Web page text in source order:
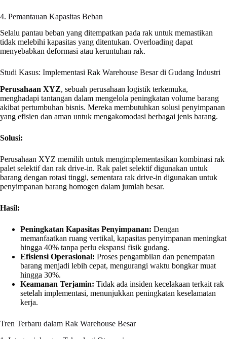
4. Pemantauan Kapasitas Beban
Selalu pantau beban yang ditempatkan pada rak untuk memastikan
tidak melebihi kapasitas yang ditentukan. Overloading dapat
menyebabkan deformasi atau keruntuhan rak.
Studi Kasus: Implementasi Rak Warehouse Besar di Gudang Industri
Perusahaan XYZ, sebuah perusahaan logistik terkemuka,
menghadapi tantangan dalam mengelola peningkatan volume barang
akibat pertumbuhan bisnis. Mereka membutuhkan solusi penyimpanan
yang efisien dan aman untuk mengakomodasi berbagai jenis barang.
Solusi:
Perusahaan XYZ memilih untuk mengimplementasikan kombinasi rak
palet selektif dan rak drive-in. Rak palet selektif digunakan untuk
barang dengan rotasi tinggi, sementara rak drive-in digunakan untuk
penyimpanan barang homogen dalam jumlah besar.
Hasil:
Peningkatan Kapasitas Penyimpanan: Dengan
memanfaatkan ruang vertikal, kapasitas penyimpanan meningkat
hingga 40% tanpa perlu ekspansi fisik gudang.
Efisiensi Operasional: Proses pengambilan dan penempatan
barang menjadi lebih cepat, mengurangi waktu bongkar muat
hingga 30%.
Keamanan Terjamin: Tidak ada insiden kecelakaan terkait rak
setelah implementasi, menunjukkan peningkatan keselamatan
kerja.
Tren Terbaru dalam Rak Warehouse Besar